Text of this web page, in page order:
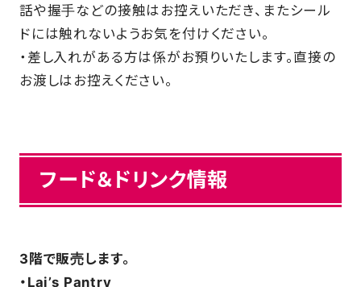
話や握手などの接触はお控えいただき、またシール
ドには触れないようお気を付けください。
・差し入れがある方は係がお預りいたします。直接の
お渡しはお控えください。
フード＆ドリンク情報
3階で販売します。
・Lai’s Pantry